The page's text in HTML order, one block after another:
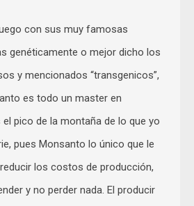
con sus muy famosas
genéticamente o mejor dicho los
y mencionados “transgenicos”,
es todo un master en
pico de la montaña de lo que yo
pues Monsanto lo único que le
los costos de producción,
y no perder nada. El producir